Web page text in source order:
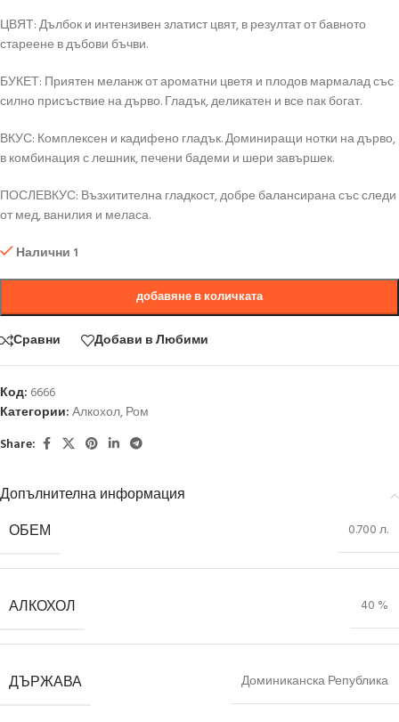
ЦВЯТ: Дълбок и интензивен златист цвят, в резултат от бавното
стареене в дъбови бъчви.
БУКЕТ: Приятен меланж от ароматни цветя и плодов мармалад със
силно присъствие на дърво. Гладък, деликатен и все пак богат.
ВКУС: Комплексен и кадифено гладък. Доминиращи нотки на дърво,
в комбинация с лешник, печени бадеми и шери завършек.
ПОСЛЕВКУС: Възхитителна гладкост, добре балансирана със следи
от мед, ванилия и меласа.
Налични 1
добавяне в количката
Сравни Добави в Любими
Код: 6666
Категории:Алкохол,Ром
Share:
Допълнителна информация
ОБЕМ 0.700 л.
АЛКОХОЛ 40 %
ДЪРЖАВА Доминиканска Република